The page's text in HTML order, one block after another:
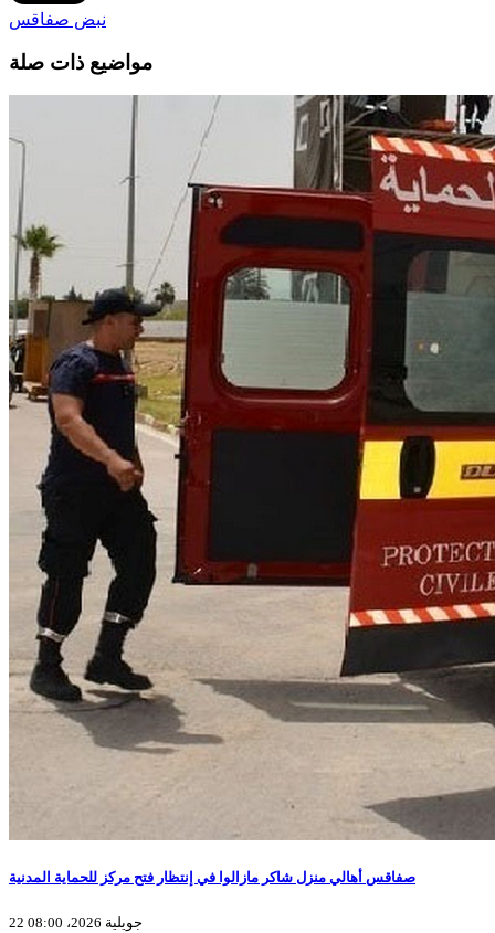
نبض صفاقس
مواضيع ذات صلة
صفاقس أهالي منزل شاكر مازالوا في إنتظار فتح مركز للحماية المدنية
22 جويلية 2026، 08:00